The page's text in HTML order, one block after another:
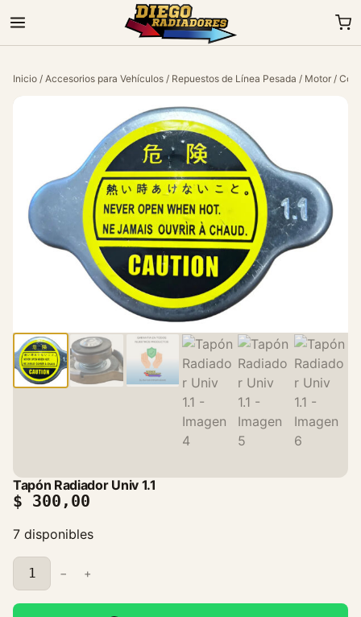
Inicio / Accesorios para Vehículos / Repuestos de Línea Pesada / Motor /
Tapón Radiador Univ 1.1
$ 300,00
7 disponibles
T
a
p
− +